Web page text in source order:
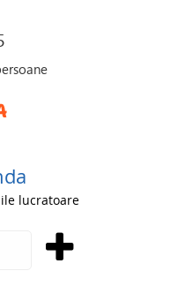
lucratoare